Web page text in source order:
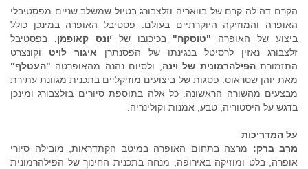
הקרם דה לה קרם של בוואריה וזלצבורג בטיול שמשלב שניים מפסטיבלי
האופרה והמוזיקה היוקרתיים בעולם. פסטיבל האופרה במינכן כולל
ביצוע של האופרה "טוסקה" בכיכובו של יונס קאופמן. בפסטיבל
זלצבורג נאזין לרסיטל בנגינתו של הפסנתרן איגור לויט וקונצרט
התזמורתהפילהרמונית של וינה , ולסיום נהנה מהאופרטה "העטלף"
מאת יוהן שטראוס. פסגות של ביצועים מוזיקליים בתכנית מגוונת עתירת
מבצעים מהשורה הראשונה. כל אלה בתוספת סיורים בזלצבורג ומינכן
בדגש על היסטוריה, טבע, אמנות וקולינריה.
על המדריכות
מרב ברק: מרצה בתחום האופרה במיטב הקתדראות, מובילה סיורי
אופרה, בלט ומוזיקה באירופה, מנחה בתכנית החינוך של הפילהרמונית